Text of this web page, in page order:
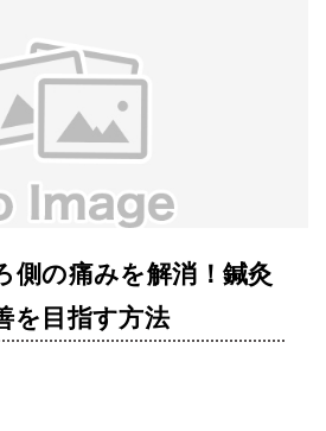
側の痛みを解消！鍼灸
を目指す方法